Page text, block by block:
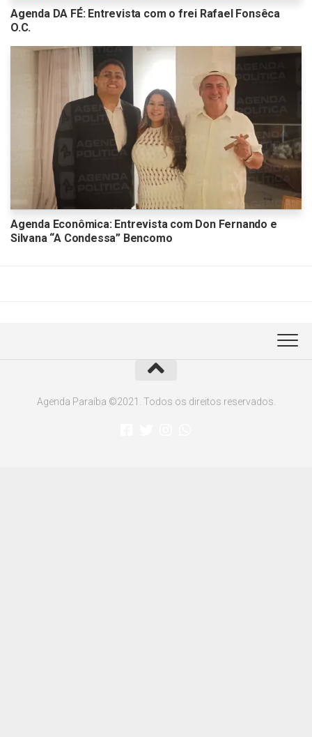
Agenda DA FÉ: Entrevista com o frei Rafael Fonsêca
O.C.
Agenda Econômica: Entrevista com Don Fernando e
Silvana “A Condessa” Bencomo
Agenda Paraíba ©2021. Todos os direitos reservados.